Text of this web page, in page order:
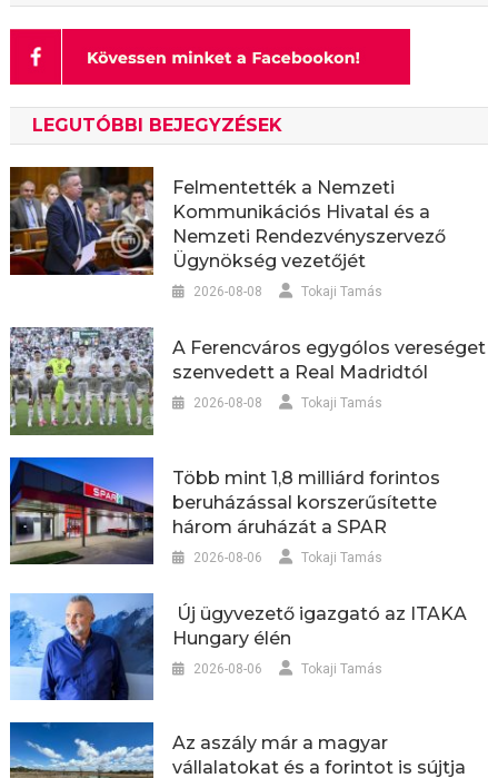
LEGUTÓBBI BEJEGYZÉSEK
Felmentették a Nemzeti
Kommunikációs Hivatal és a
Nemzeti Rendezvényszervező
Ügynökség vezetőjét
2026-08-08 Tokaji Tamás
A Ferencváros egygólos vereséget
szenvedett a Real Madridtól
2026-08-08 Tokaji Tamás
Több mint 1,8 milliárd forintos
beruházással korszerűsítette
három áruházát a SPAR
2026-08-06 Tokaji Tamás
Új ügyvezető igazgató az ITAKA
Hungary élén
2026-08-06 Tokaji Tamás
Az aszály már a magyar
vállalatokat és a forintot is sújtja